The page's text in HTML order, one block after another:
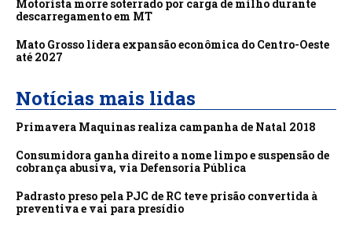
Motorista morre soterrado por carga de milho durante
descarregamento em MT
Mato Grosso lidera expansão econômica do Centro-Oeste
até 2027
Notícias mais lidas
Primavera Maquinas realiza campanha de Natal 2018
Consumidora ganha direito a nome limpo e suspensão de
cobrança abusiva, via Defensoria Pública
Padrasto preso pela PJC de RC teve prisão convertida à
preventiva e vai para presídio